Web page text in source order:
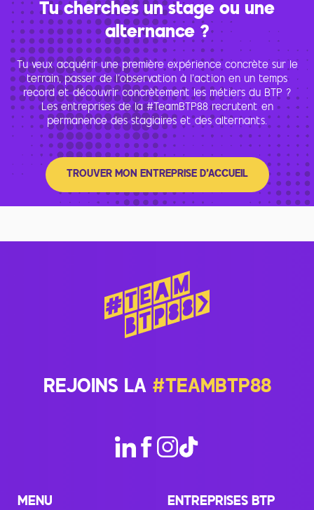
Tu cherches un stage ou une
alternance ?
Tu veux acquérir une première expérience concrète sur le
terrain, passer de l’observation à l’action en un temps
record et découvrir concrètement les métiers du BTP ?
Les entreprises de la #TeamBTP88 recrutent en
permanence des stagiaires et des alternants.
TROUVER MON ENTREPRISE D'ACCUEIL
REJOINS LA #TEAMBTP88
MENU
ENTREPRISES BTP